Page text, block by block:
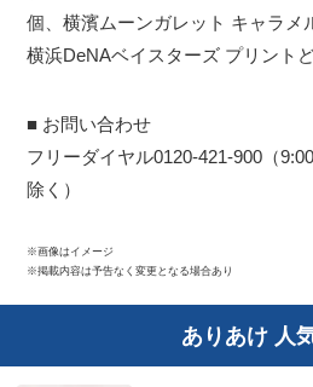
個、横濱ムーンガレット キャラメ
横浜DeNAベイスターズ プリント
■ お問い合わせ
フリーダイヤル0120-421-900（
除く）
※画像はイメージ
※掲載内容は予告なく変更となる場合あり
ありあけ 人